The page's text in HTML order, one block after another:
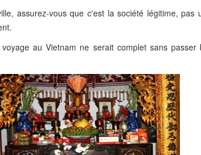
assurez-vous que c'est la société légitime,
voyage au Vietnam ne serait complet sans